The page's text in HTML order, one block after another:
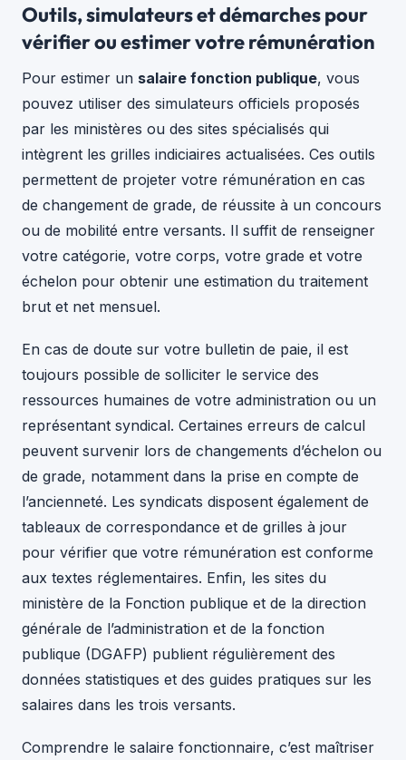
Outils, simulateurs et démarches pour
vérifier ou estimer votre rémunération
Pour estimer un salaire fonction publique, vous
pouvez utiliser des simulateurs officiels proposés
par les ministères ou des sites spécialisés qui
intègrent les grilles indiciaires actualisées. Ces outils
permettent de projeter votre rémunération en cas
de changement de grade, de réussite à un concours
ou de mobilité entre versants. Il suffit de renseigner
votre catégorie, votre corps, votre grade et votre
échelon pour obtenir une estimation du traitement
brut et net mensuel.
En cas de doute sur votre bulletin de paie, il est
toujours possible de solliciter le service des
ressources humaines de votre administration ou un
représentant syndical. Certaines erreurs de calcul
peuvent survenir lors de changements d’échelon ou
de grade, notamment dans la prise en compte de
l’ancienneté. Les syndicats disposent également de
tableaux de correspondance et de grilles à jour
pour vérifier que votre rémunération est conforme
aux textes réglementaires. Enfin, les sites du
ministère de la Fonction publique et de la direction
générale de l’administration et de la fonction
publique (DGAFP) publient régulièrement des
données statistiques et des guides pratiques sur les
salaires dans les trois versants.
Comprendre le salaire fonctionnaire, c’est maîtriser